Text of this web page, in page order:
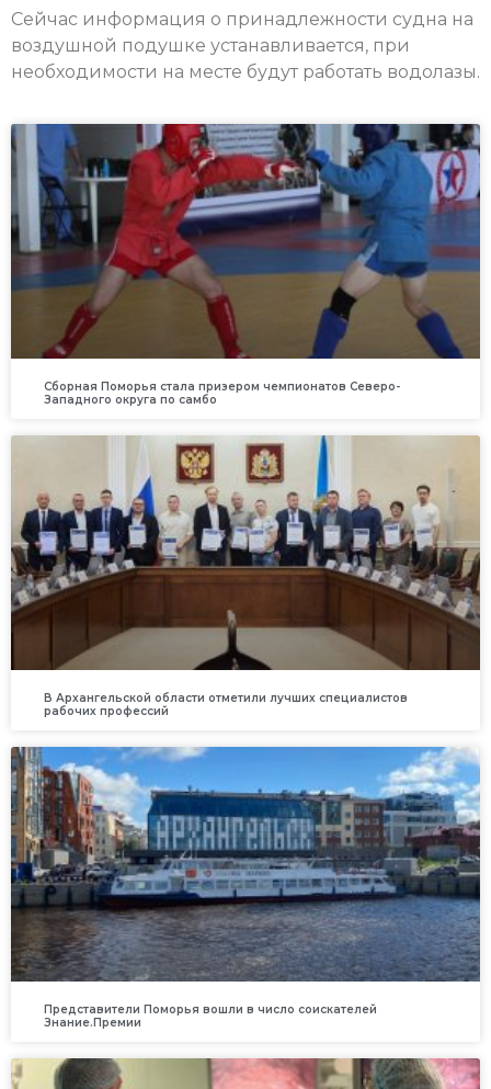
Сейчас информация о принадлежности судна на
воздушной подушке устанавливается, при
необходимости на месте будут работать водолазы.
Сборная Поморья стала призером чемпионатов Северо-
Западного округа по самбо
В Архангельской области отметили лучших специалистов
рабочих профессий
Представители Поморья вошли в число соискателей
Знание.Премии